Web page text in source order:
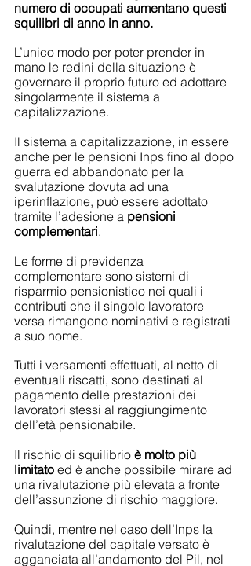
numero di occupati aumentano questi
squilibri di anno in anno.
L’unico modo per poter prender in
mano le redini della situazione è
governare il proprio futuro ed adottare
singolarmente il sistema a
capitalizzazione.
Il sistema a capitalizzazione, in essere
anche per le pensioni Inps fino al dopo
guerra ed abbandonato per la
svalutazione dovuta ad una
iperinflazione, può essere adottato
tramite l’adesione a pensioni
complementari.
Le forme di previdenza
complementare sono sistemi di
risparmio pensionistico nei quali i
contributi che il singolo lavoratore
versa rimangono nominativi e registrati
a suo nome.
Tutti i versamenti effettuati, al netto di
eventuali riscatti, sono destinati al
pagamento delle prestazioni dei
lavoratori stessi al raggiungimento
dell’età pensionabile.
Il rischio di squilibrio è molto più
limitato ed è anche possibile mirare ad
una rivalutazione più elevata a fronte
dell’assunzione di rischio maggiore.
Quindi, mentre nel caso dell’Inps la
rivalutazione del capitale versato è
agganciata all’andamento del Pil, nel